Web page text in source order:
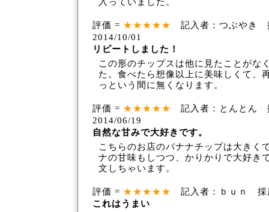
評価 = ★★★★★
記入者：つぶやき
2014/10/01
リピートしました！
この形のチップスは他に見たことがな
た。食べたら想像以上に美味しくて、
っという間に無 くなります。
評価 = ★★★★★
記入者：とんとん
2014/06/19
自然な甘みで大好きです。
こちらのお店のバナナチップは大きく
ナの甘味もしつつ、かりかりで大好き
文しちゃいま す。
評価 = ★★★★★
記入者：ｂｕｎ 採
これはうまい